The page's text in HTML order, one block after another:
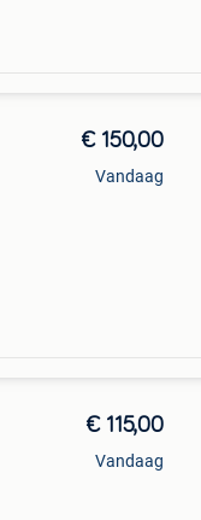
€ 150,00
Vandaag
€ 115,00
Vandaag